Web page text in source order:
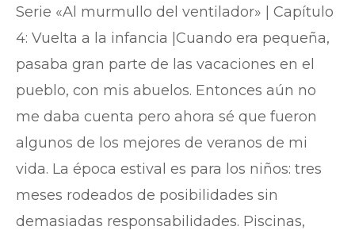
Serie «Al murmullo del ventilador» | Capítulo
4: Vuelta a la infancia |Cuando era pequeña,
pasaba gran parte de las vacaciones en el
pueblo, con mis abuelos. Entonces aún no
me daba cuenta pero ahora sé que fueron
algunos de los mejores de veranos de mi
vida. La época estival es para los niños: tres
meses rodeados de posibilidades sin
demasiadas responsabilidades. Piscinas,